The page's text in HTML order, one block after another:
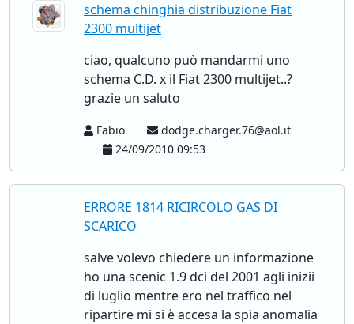
schema chinghia distribuzione Fiat
2300 multijet
ciao, qualcuno può mandarmi uno
schema C.D. x il Fiat 2300 multijet..?
grazie un saluto
Fabio
dodge.charger.76@aol.it
24/09/2010 09:53
ERRORE 1814 RICIRCOLO GAS DI
SCARICO
salve volevo chiedere un informazione
ho una scenic 1.9 dci del 2001 agli inizii
di luglio mentre ero nel traffico nel
ripartire mi si è accesa la spia anomalia